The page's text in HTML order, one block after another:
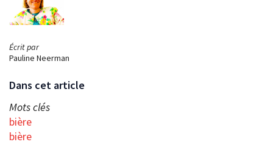
Écrit par
Pauline Neerman
Dans cet article
Mots clés
bière
bière